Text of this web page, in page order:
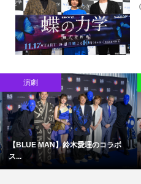
演劇
【BLUE MAN】鈴木愛理のコラボ
ス...